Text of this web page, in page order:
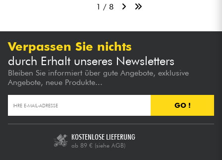
1 / 8
Verpassen Sie nichts
durch Erhalt unseres Newsletters
Bleiben Sie informiert über gute Angebote, exklusive
Angebote, neue Produkte...
GO !
KOSTENLOSE LIEFERUNG
ab 89 € (siehe AGB)